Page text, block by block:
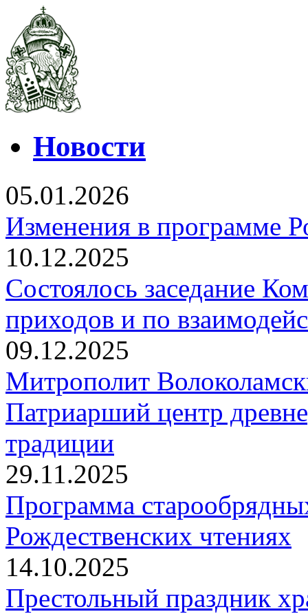
Новости
05.01.2026
Изменения в программе
10.12.2025
Состоялось заседание
приходов и по
09.12.2025
Митрополит
Патриарший центр
традиции
29.11.2025
Программа
Рождественских чтениях
14.10.2025
Престольный праздник